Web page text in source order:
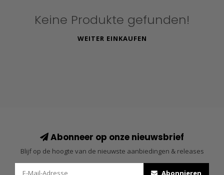
Keine Produkte gefunden!
WEITER EINKAUFEN
Abonneer op onze nieuwsbrief
Blijf op de hoogte van de nieuwste aanbiedingen & releases
Abonnieren